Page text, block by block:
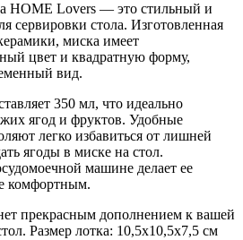
HOME Lovers — это стильный и
сервировки стола. Изготовленная
миска имеет
цвет и квадратную форму,
вид.
350 мл, что идеально
ягод и фруктов. Удобные
легко избавиться от лишней
ягоды в миске на стол.
машине делает ее
комфортным.
прекрасным дополнением к вашей
Размер лотка: 10,5х10,5х7,5 см